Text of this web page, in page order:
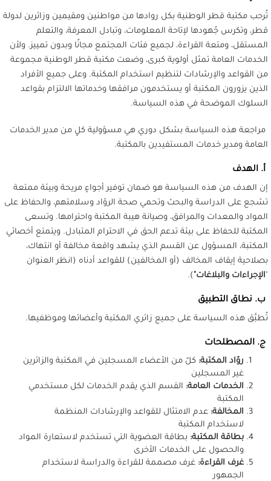
تُرحب مكتبة قطر الوطنية بكل روادها من مواطنين ومقيمين وزائرين لدولة
قطر، وتكرس جُهودها لإتاحة المعلومات، وتبادل المعرفة، والتعلم
المستقل، ومتعة القراءة، لجميع فئات المجتمع مجانًا وبدون تمييز. ولأن
الخدمات العامة تمثل أولوية كبرى، وضعت مكتبة قطر الوطنية مجموعة
من القواعد والإرشادات لتنظيم استخدام المكتبة. وعلى جميع الأفراد
الذين يزورون المكتبة أو يستخدمون مرافقها وخدماتها الالتزام بقواعد
السلوك الموضحة في هذه السياسة.
مراجعة هذه السياسة بشكل دوري هي مسؤولية كلٍ من مدير الخدمات
العامة ومدير خدمات المستفيدين بالمكتبة.
أ. الهدف
إن الهدف من هذه السياسة هو ضمان توفير أجواءٍ مريحة وبيئة ممتعة
تشجع على الدراسة والبحث وتحمي صحة الروّاد وسلامتهم، والحفاظ على
المواد والمعدات والمرافق، وصيانة هيبة المكتبة واحترامها. وتسعى
المكتبة للحفاظ على بيئة تدعم الحق في الاحترام المتبادل. ويتمتع أخصائي
المكتبة، المسؤول عن القسم الذي يشهد واقعة مخالفة أو انتهاك،
بصلاحية إيقاف المخالف (أو المخالفين) للقواعد أدناه (انظر العنوان
"الإجراءات والبلاغات" ).
ب. نطاق التطبيق
تُطبَّق هذه السياسة على جميع زائري المكتبة وأعضائها وموظفيها.
ج. المصطلحات
روّاد المكتبة: كلٌ من الأعضاء المسجلين في المكتبة والزائرين
غير المسجلين
الخدمات العامة: القسم الذي يقدم الخدمات لكل مستخدمي
المكتبة
المخالفة: عدم الامتثال للقواعد والإرشادات المنظمة
لاستخدام المكتبة
بطاقة المكتبة: بطاقة العضوية التي تستخدم لاستعارة المواد
والحصول على الخدمات الأخرى
غرف القراءة: غرف مصممة للقراءة والدراسة لاستخدام
الجمهور